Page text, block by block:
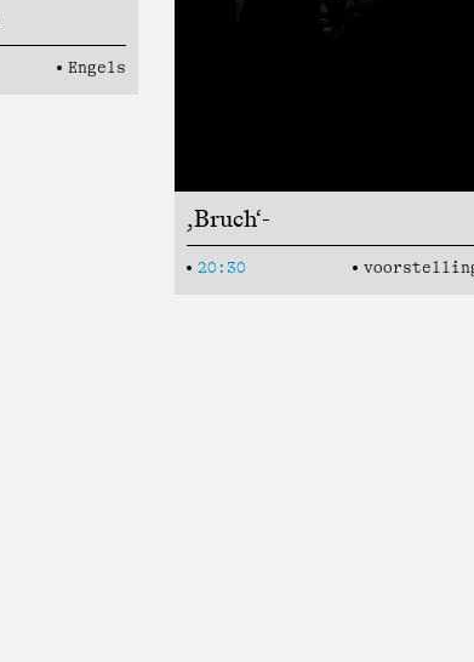
,Bruch‘-
20:30
Engels